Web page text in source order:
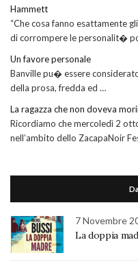
Hammett
“Che cosa fanno esattamente
di corrompere le personalit�
Un favore personale
Banville pu� essere
della prosa, fredda ed …
La ragazza che non doveva
Ricordiamo che mercoledì 2
nell’ambito dello ZacapaNoir
7 Novembre
La doppia